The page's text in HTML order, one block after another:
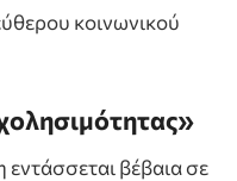
κοινωνικού
βέβαια σε